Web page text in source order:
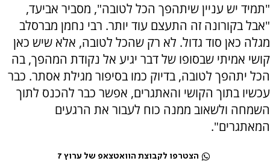
"תמיד יש עניין שיתהפך הכל לטובה", מסביר אביעד,
"אבל בקורונה זה התעצם עוד יותר. רבי נחמן מברסלב
מגלה כאן סוד גדול. לא רק שהכל לטובה, אלא שיש כאן
קושי אמיתי שבסופו של דבר יגיע אל נקודת המהפך, בה
הכל יתהפך לטובה, בדיוק כמו בסיפור מגילת אסתר. כבר
עכשיו בתוך הקושי והאתגרים, אפשר כבר להכנס לתוך
השמחה ולשאוב ממנה כוח לעבור את הרגעים
המאתגרים".
הצטרפו לקבוצת הוואטצאפ של ערוץ 7